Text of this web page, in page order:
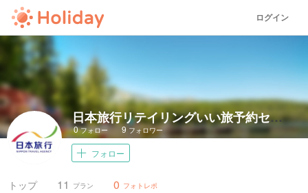
ログイン
日本旅行リテイリングいい旅予約センター
0フォロー 9 フォロワー
フォロー
トップ プラン
11 フォトレポ
0